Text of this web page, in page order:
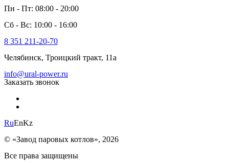
Пн - Пт: 08:00 - 20:00
Сб - Вс: 10:00 - 16:00
8 351 211-20-70
Челябинск, Троицкий тракт, 11а
info@ural-power.ru
Заказать звонок
RuEnKz
© «Завод паровых котлов», 2026
Все права защищены